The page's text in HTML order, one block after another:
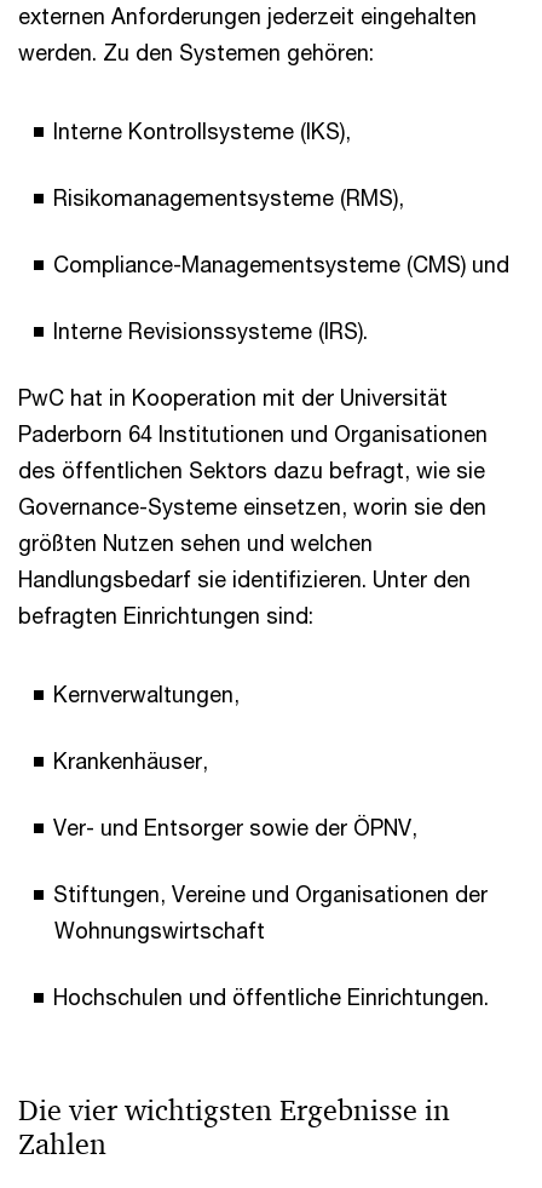
externen Anforderungen jederzeit eingehalten
werden. Zu den Systemen gehören:
Interne Kontrollsysteme (IKS),
Risikomanagementsysteme (RMS),
Compliance-Managementsysteme (CMS) und
Interne Revisionssysteme (IRS).
PwC hat in Kooperation mit der Universität
Paderborn 64 Institutionen und Organisationen
des öffentlichen Sektors dazu befragt, wie sie
Governance-Systeme einsetzen, worin sie den
größten Nutzen sehen und welchen
Handlungsbedarf sie identifizieren. Unter den
befragten Einrichtungen sind:
Kernverwaltungen,
Krankenhäuser,
Ver- und Entsorger sowie der ÖPNV,
Stiftungen, Vereine und Organisationen der
Wohnungswirtschaft
Hochschulen und öffentliche Einrichtungen.
Die vier wichtigsten Ergebnisse in
Zahlen